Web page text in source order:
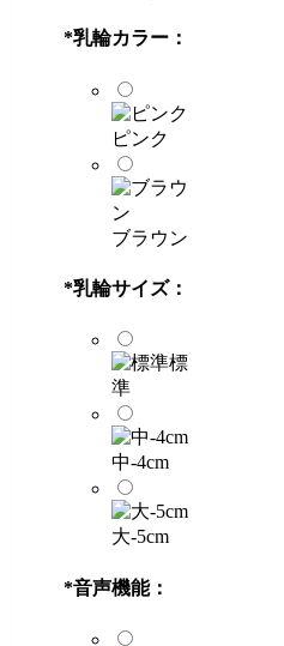
*乳輪カラー：
ピンク
ブラウン
*乳輪サイズ：
標
準
中-4cm
大-5cm
*音声機能：